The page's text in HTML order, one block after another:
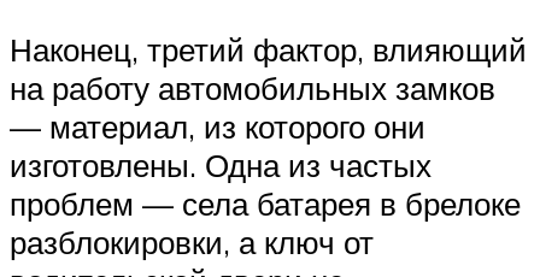
Наконец, третий фактор, влияющий
на работу автомобильных замков
— материал, из которого они
изготовлены. Одна из частых
проблем — села батарея в брелоке
разблокировки, а ключ от